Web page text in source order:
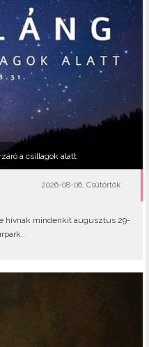
a csillagok alatt
2026-08-06, Csütörtök
hívnak mindenkit augusztus 29-